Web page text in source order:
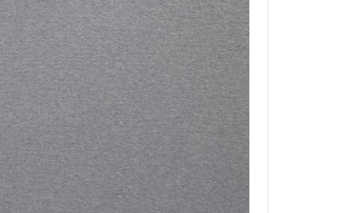
5,89 €
ab 500
4,71 €